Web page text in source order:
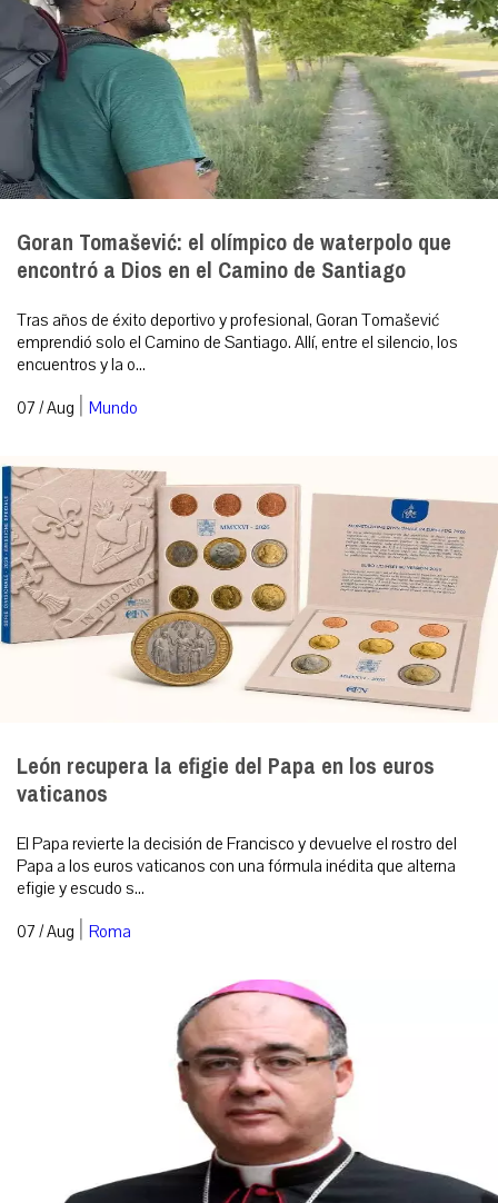
Goran Tomašević: el olímpico de waterpolo que
encontró a Dios en el Camino de Santiago
Tras años de éxito deportivo y profesional, Goran Tomašević
emprendió solo el Camino de Santiago. Allí, entre el silencio, los
encuentros y la o...
07 / Aug | Mundo
León recupera la efigie del Papa en los euros
vaticanos
El Papa revierte la decisión de Francisco y devuelve el rostro del
Papa a los euros vaticanos con una fórmula inédita que alterna
efigie y escudo s...
07 / Aug | Roma